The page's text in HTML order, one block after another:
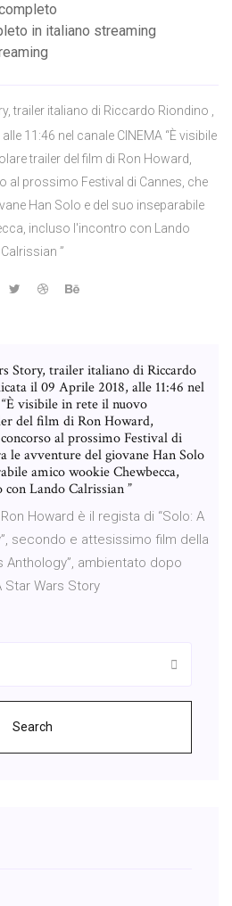
in italiano streaming
trailer italiano di Riccardo Riondino ,
11:46 nel canale CINEMA “È visibile
trailer del film di Ron Howard,
al prossimo Festival di Cannes, che
Han Solo e del suo inseparabile
incluso l'incontro con Lando
Calrissian ”
Story, trailer italiano di Riccardo
il 09 Aprile 2018, alle 11:46 nel
visibile in rete il nuovo
del film di Ron Howard,
al prossimo Festival di
le avventure del giovane Han Solo
amico wookie Chewbecca,
Lando Calrissian ”
Howard è il regista di “Solo: A
secondo e attesissimo film della
Anthology”, ambientato dopo
Star Wars Story
Search